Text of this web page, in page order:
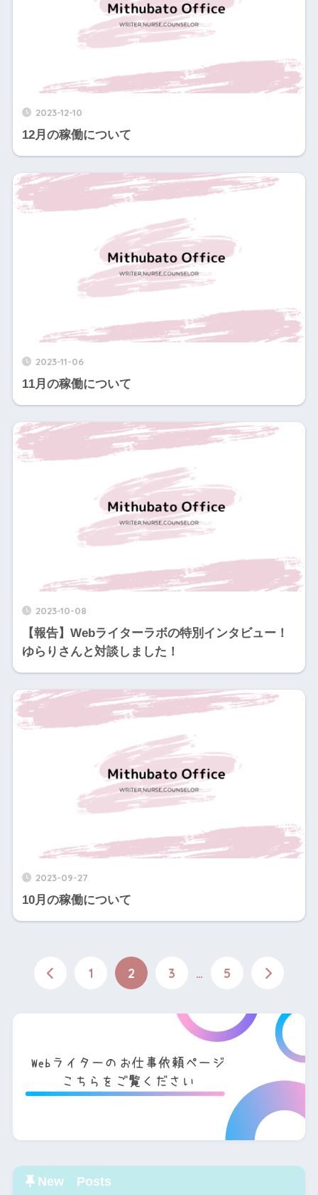
2023-12-10
12月の稼働について
2023-11-06
11月の稼働について
2023-10-08
【報告】Webライターラボの特別インタビュー！
ゆらりさんと対談しました！
2023-09-27
10月の稼働について
1 2 3 … 5
New Posts